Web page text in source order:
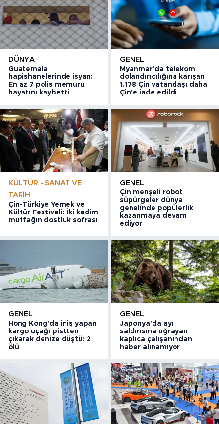
DÜNYA
Guatemala
hapishanelerinde isyan:
En az 7 polis memuru
hayatını kaybetti
GENEL
Myanmar'da telekom
dolandırıcılığına karışan
1.178 Çin vatandaşı daha
Çin'e iade edildi
KÜLTÜR - SANAT VE
TARIH
Çin-Türkiye Yemek ve
Kültür Festivali: İki kadim
mutfağın dostluk sofrası
GENEL
Çin menşeli robot
süpürgeler dünya
genelinde popülerlik
kazanmaya devam
ediyor
GENEL
Hong Kong'da iniş yapan
kargo uçağı pistten
çıkarak denize düştü: 2
ölü
GENEL
Japonya'da ayı
saldırısına uğrayan
kaplıca çalışanından
haber alınamıyor